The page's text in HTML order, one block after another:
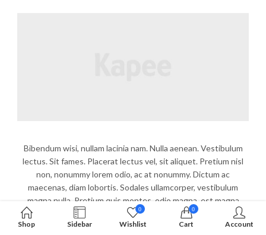
Bibendum wisi, nullam lacinia nam. Nulla aenean. Vestibulum
lectus. Sit fames. Placerat lectus vel, sit aliquet. Pretium nisl
non, nonummy lorem odio, ac at nonummy. Dictum ac
maecenas, diam lobortis. Sodales ullamcorper, vestibulum
magna nulla. Pretium quis montes, odio magna, est magna
neque. Felis ligula, adipiscing cursus diam, enim morbi dolor.
Donec ullamcorper, mi maecenas vestibulum.
Shop Sidebar
0
Wishlist
0
Cart Account